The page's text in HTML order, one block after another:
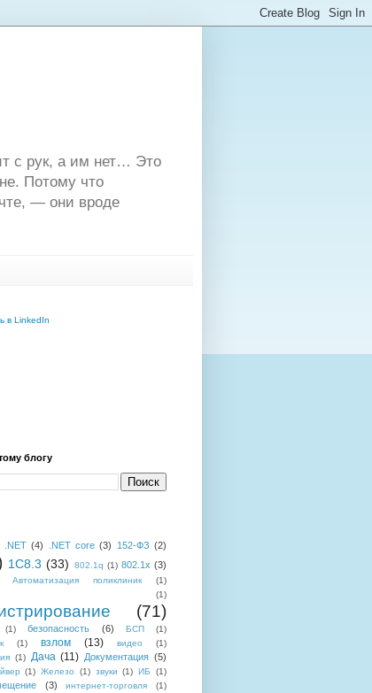
с рук, а им нет… Это
Потому что
— они вроде
в LinkedIn
блогу
.NET (4) .NET core (3) 152-ФЗ (2)
1C8.3 (33) 802.1q (1) 802.1x (3)
Автоматизация поликлиник
(1)
(1)
(71)
(1) безопасность (6) БСП
(1)
(1) взлом (13) видео
(1)
(1) Дача (11) Документация (5)
(1) Железо (1) звуки (1) ИБ (1)
(3) интернет-торговля (1)